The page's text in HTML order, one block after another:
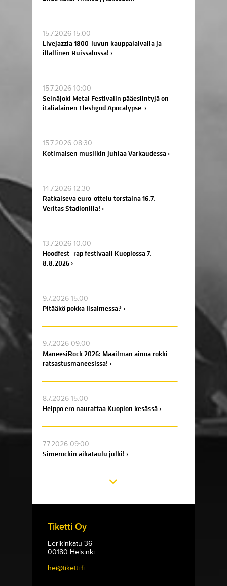
15.7.2026 15:00
Livejazzia 1800-luvun kauppalaivalla ja
illallinen Ruissalossa! ›
15.7.2026 10:00
Seinäjoki Metal Festivalin pääesiintyjä on
italialainen Fleshgod Apocalypse ›
15.7.2026 08:30
Kotimaisen musiikin juhlaa Varkaudessa ›
14.7.2026 12:30
Ratkaiseva euro-ottelu torstaina 16.7.
Veritas Stadionilla! ›
13.7.2026 10:00
Hoodfest -rap festivaali Kuopiossa 7.–
8.8.2026 ›
9.7.2026 15:00
Pitääkö pokka Iisalmessa? ›
9.7.2026 09:00
ManeesiRock 2026: Maailman ainoa rokki
ratsastusmaneesissa! ›
8.7.2026 15:00
Helppo ero naurattaa Kuopion kesässä ›
7.7.2026 09:00
Simerockin aikataulu julki! ›
Tiketti Oy
Eerikinkatu 36
00180 Helsinki
hei@tiketti.fi